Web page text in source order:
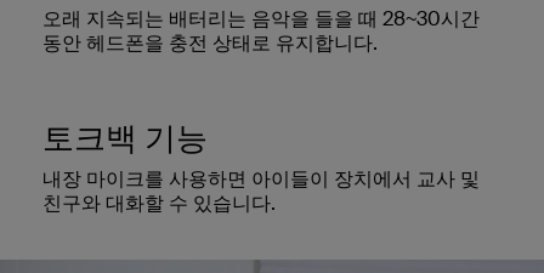
오래 지속되는 배터리는 음악을 들을 때 28~30시간
동안 헤드폰을 충전 상태로 유지합니다.
토크백 기능
내장 마이크를 사용하면 아이들이 장치에서 교사 및
친구와 대화할 수 있습니다.